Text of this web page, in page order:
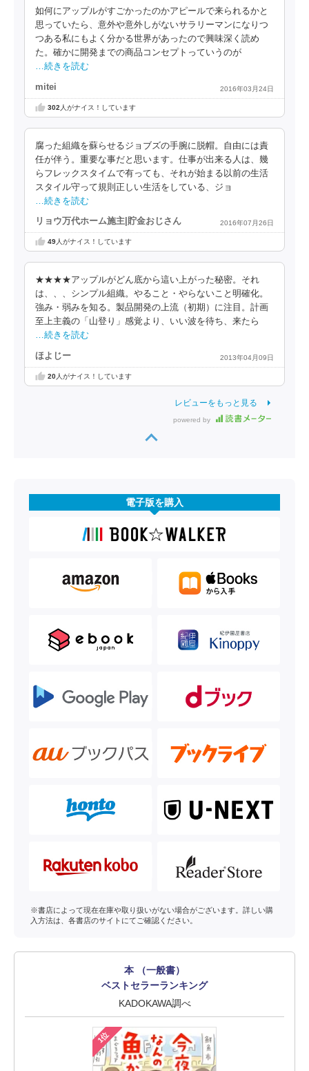
如何にアップルがすごかったのかアピールで来られるかと
思っていたら、意外や意外しがないサラリーマンになりつ
つある私にもよく分かる世界があったので興味深く読め
た。確かに開発までの商品コンセプトっていうのが
…続きを読む
mitei 2016年03月24日
302 人がナイス！しています
腐った組織を蘇らせるジョブズの手腕に脱帽。自由には責
任が伴う。重要な事だと思います。仕事が出来る人は、幾
らフレックスタイムで有っても、それが始まる以前の生活
スタイル守って規則正しい生活をしている、ジョ
…続きを読む
リョウ万代ホーム施主|貯金おじさん 2016年07月26日
49人がナイス！しています
★★★★アップルがどん底から這い上がった秘密。それ
は、、、シンプル組織。やること・やらないこと明確化。
強み・弱みを知る。製品開発の上流（初期）に注目。計画
至上主義の「山登り」感覚より、いい波を待ち、来たら
…続きを読む
ほよじー 2013年04月09日
20人がナイス！しています
レビューをもっと見る
powered by
電子版を購入
※書店によって現在在庫や取り扱いがない場合がございます。詳しい購
入方法は、各書店のサイトにてご確認ください。
本 （一般書）
ベストセラーランキング
KADOKAWA調べ
1位